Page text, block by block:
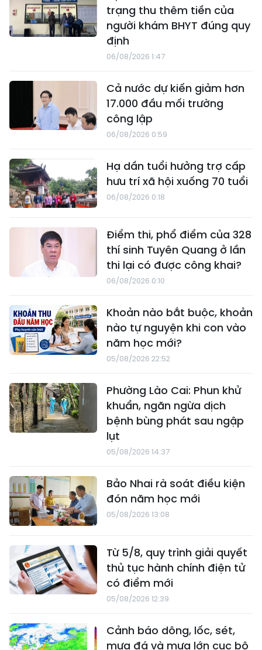
trạng thu thêm tiền của
người khám BHYT đúng quy
định
06/08/2026 1:47
Cả nước dự kiến giảm hơn
17.000 đầu mối trường
công lập
06/08/2026 0:59
Hạ dần tuổi hưởng trợ cấp
hưu trí xã hội xuống 70 tuổi
06/08/2026 0:18
Điểm thi, phổ điểm của 328
thí sinh Tuyên Quang ở lần
thi lại có được công khai?
06/08/2026 0:10
Khoản nào bắt buộc, khoản
nào tự nguyện khi con vào
năm học mới?
05/08/2026 22:52
Phường Lào Cai: Phun khử
khuẩn, ngăn ngừa dịch
bệnh bùng phát sau ngập
lụt
05/08/2026 14:37
Bảo Nhai rà soát điều kiện
đón năm học mới
05/08/2026 13:08
Từ 5/8, quy trình giải quyết
thủ tục hành chính điện tử
có điểm mới
05/08/2026 12:39
Cảnh báo dông, lốc, sét,
mưa đá và mưa lớn cục bộ